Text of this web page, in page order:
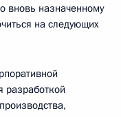
вновь назначенному
на следующих
разработкой